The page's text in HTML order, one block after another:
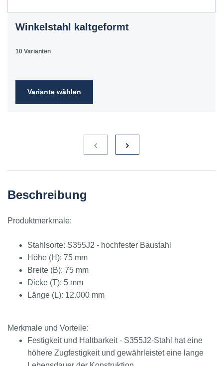
Winkelstahl kaltgeformt
10 Varianten
Variante wählen
Beschreibung
Produktmerkmale:
Stahlsorte: S355J2 - hochfester Baustahl
Höhe (H): 75 mm
Breite (B): 75 mm
Dicke (T): 5 mm
Länge (L): 12.000 mm
Merkmale und Vorteile:
Festigkeit und Haltbarkeit - S355J2-Stahl hat eine
höhere Zugfestigkeit und gewährleistet eine lange